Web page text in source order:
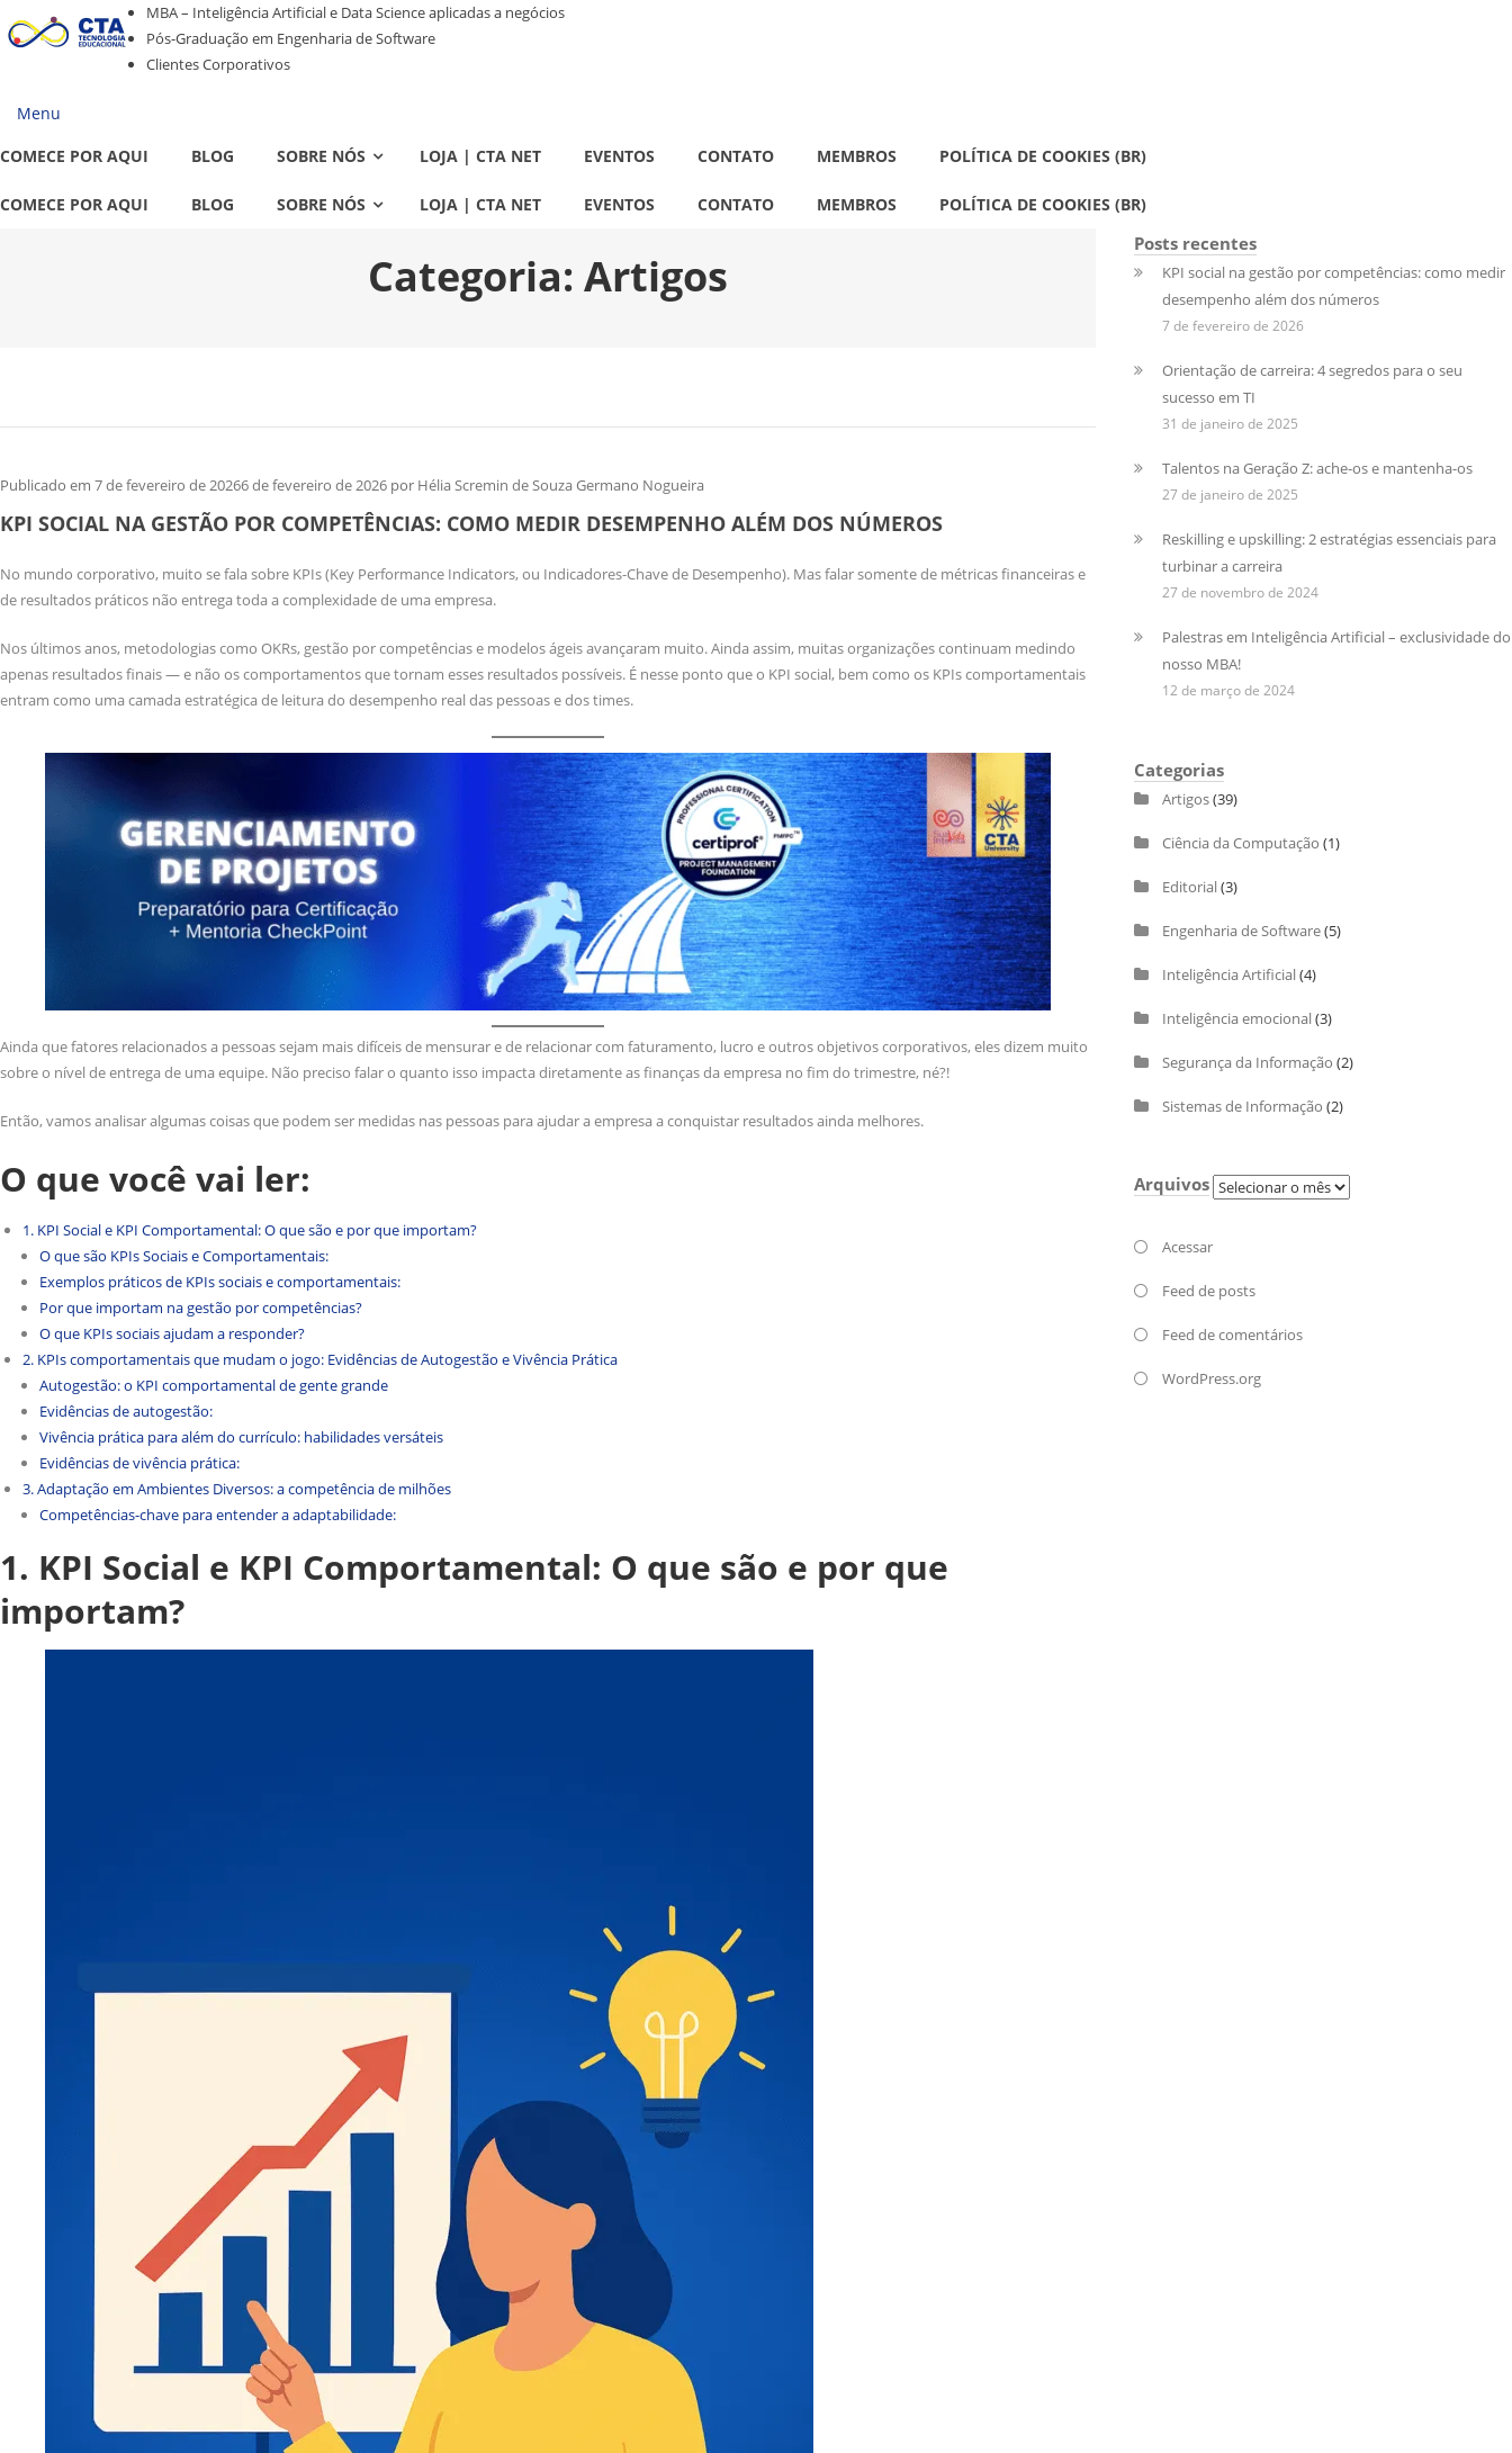
para
para
MBA – Inteligência Artificial e Data Science aplicadas a negócios
Pós-Graduação em Engenharia de Software
Clientes Corporativos
Menu
COMECE POR AQUI
BLOG SOBRE NÓS LOJA | CTA NET EVENTOS CONTATO MEMBROS POLÍTICA DE COOKIES (BR)
COMECE POR AQUI BLOG SOBRE NÓS LOJA | CTA NET EVENTOS CONTATO MEMBROS POLÍTICA DE COOKIES (BR)
Categoria:Artigos
Publicado em 7 de fevereiro de 20266 de fevereiro de 2026 por Hélia Scremin de Souza Germano Nogueira
KPI SOCIAL NA GESTÃO POR COMPETÊNCIAS: COMO MEDIR DESEMPENHO ALÉM DOS NÚMEROS
No mundo corporativo, muito se fala sobre KPIs (Key Performance Indicators, ou Indicadores-Chave de Desempenho). Mas falar somente de métricas financeiras e
de resultados práticos não entrega toda a complexidade de uma empresa.
Nos últimos anos, metodologias como OKRs, gestão por competências e modelos ágeis avançaram muito. Ainda assim, muitas organizações continuam medindo
apenas resultados finais — e não os comportamentos que tornam esses resultados possíveis. É nesse ponto que o KPI social, bem como os KPIs comportamentais
entram como uma camada estratégica de leitura do desempenho real das pessoas e dos times.
Ainda que fatores relacionados a pessoas sejam mais difíceis de mensurar e de relacionar com faturamento, lucro e outros objetivos corporativos, eles dizem muito
sobre o nível de entrega de uma equipe. Não preciso falar o quanto isso impacta diretamente as finanças da empresa no fim do trimestre, né?!
Então, vamos analisar algumas coisas que podem ser medidas nas pessoas para ajudar a empresa a conquistar resultados ainda melhores.
O que você vai ler:
1. KPI Social e KPI Comportamental: O que são e por que importam?
O que são KPIs Sociais e Comportamentais:
Exemplos práticos de KPIs sociais e comportamentais:
Por que importam na gestão por competências?
O que KPIs sociais ajudam a responder?
2. KPIs comportamentais que mudam o jogo: Evidências de Autogestão e Vivência Prática
Autogestão: o KPI comportamental de gente grande
Evidências de autogestão:
Vivência prática para além do currículo: habilidades versáteis
Evidências de vivência prática:
3. Adaptação em Ambientes Diversos: a competência de milhões
Competências-chave para entender a adaptabilidade:
1. KPI Social e KPI Comportamental: O que são e por que
importam?
Posts recentes
KPI social na gestão por competências: como medir
desempenho além dos números
7 de fevereiro de 2026
Orientação de carreira: 4 segredos para o seu
sucesso em TI
31 de janeiro de 2025
Talentos na Geração Z: ache-os e mantenha-os
27 de janeiro de 2025
Reskilling e upskilling: 2 estratégias essenciais para
turbinar a carreira
27 de novembro de 2024
Palestras em Inteligência Artificial – exclusividade do
nosso MBA!
12 de março de 2024
Categorias
Artigos(39)
Ciência da Computação (1)
Editorial(3)
Engenharia de Software(5)
Inteligência Artificial(4)
Inteligência emocional(3)
Segurança da Informação (2)
Sistemas de Informação (2)
ArquivosArquivos
Acessar
Feed de posts
Feed de comentários
WordPress.org